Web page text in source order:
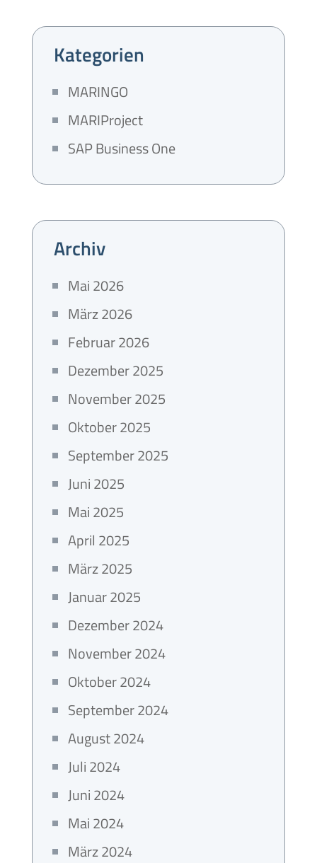
Kategorien
MARINGO
MARIProject
SAP Business One
Archiv
Mai 2026
März 2026
Februar 2026
Dezember 2025
November 2025
Oktober 2025
September 2025
Juni 2025
Mai 2025
April 2025
März 2025
Januar 2025
Dezember 2024
November 2024
Oktober 2024
September 2024
August 2024
Juli 2024
Juni 2024
Mai 2024
März 2024